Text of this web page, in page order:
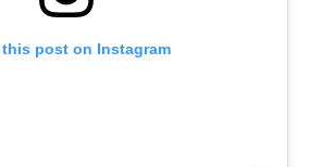
this post on Instagram